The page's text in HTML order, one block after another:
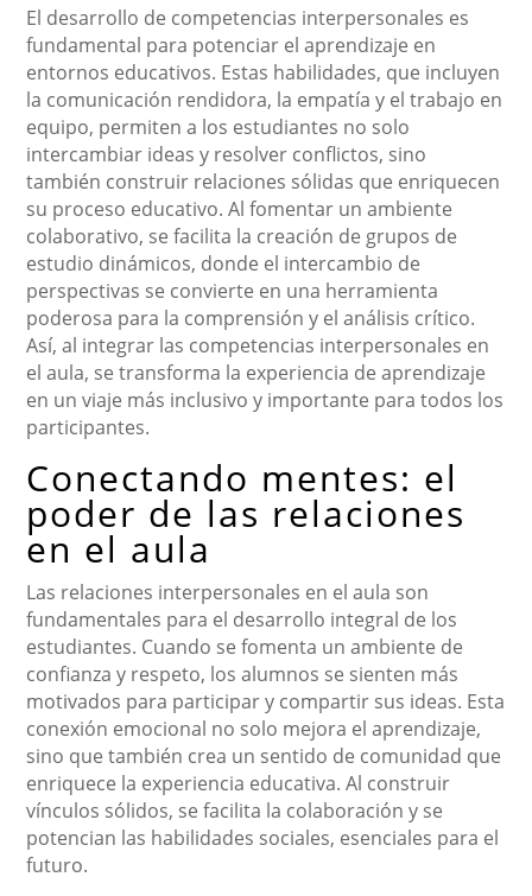
El desarrollo de competencias interpersonales es
fundamental para potenciar el aprendizaje en
entornos educativos. Estas habilidades, que incluyen
la comunicación rendidora, la empatía y el trabajo en
equipo, permiten a los estudiantes no solo
intercambiar ideas y resolver conflictos, sino
también construir relaciones sólidas que enriquecen
su proceso educativo. Al fomentar un ambiente
colaborativo, se facilita la creación de grupos de
estudio dinámicos, donde el intercambio de
perspectivas se convierte en una herramienta
poderosa para la comprensión y el análisis crítico.
Así, al integrar las competencias interpersonales en
el aula, se transforma la experiencia de aprendizaje
en un viaje más inclusivo y importante para todos los
participantes.
Conectando mentes: el
poder de las relaciones
en el aula
Las relaciones interpersonales en el aula son
fundamentales para el desarrollo integral de los
estudiantes. Cuando se fomenta un ambiente de
confianza y respeto, los alumnos se sienten más
motivados para participar y compartir sus ideas. Esta
conexión emocional no solo mejora el aprendizaje,
sino que también crea un sentido de comunidad que
enriquece la experiencia educativa. Al construir
vínculos sólidos, se facilita la colaboración y se
potencian las habilidades sociales, esenciales para el
futuro.